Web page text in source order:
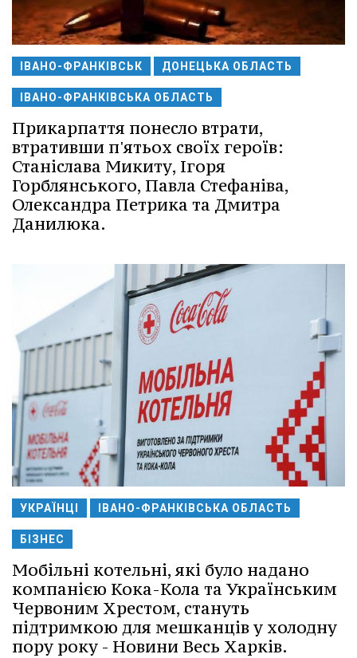
ІВАНО-ФРАНКІВСЬК ДОНЕЦЬКА ОБЛАСТЬ
ІВАНО-ФРАНКІВСЬКА ОБЛАСТЬ
Прикарпаття понесло втрати,
втративши п'ятьох своїх героїв:
Станіслава Микиту, Ігоря
Горблянського, Павла Стефаніва,
Олександра Петрика та Дмитра
Данилюка.
УКРАЇНЦІ ІВАНО-ФРАНКІВСЬКА ОБЛАСТЬ
БІЗНЕС
Мобільні котельні, які було надано
компанією Кока-Кола та Українським
Червоним Хрестом, стануть
підтримкою для мешканців у холодну
пору року - Новини Весь Харків.